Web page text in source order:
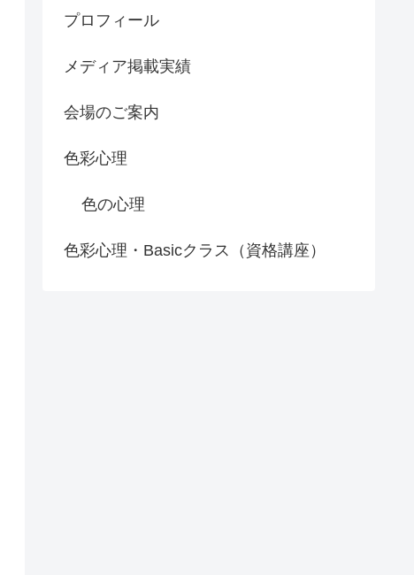
プロフィール
メディア掲載実績
会場のご案内
色彩心理
色の心理
色彩心理・Basicクラス（資格講座）